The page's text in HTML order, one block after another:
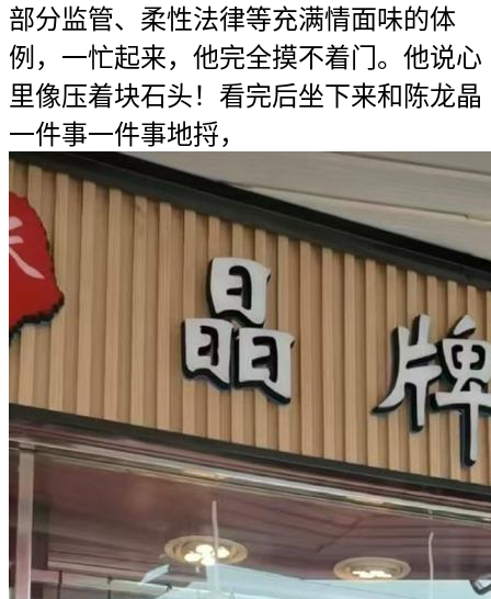
部分监管、柔性法律等充满情面味的体
例，一忙起来，他完全摸不着门。他说心
里像压着块石头！看完后坐下来和陈龙晶
一件事一件事地捋，